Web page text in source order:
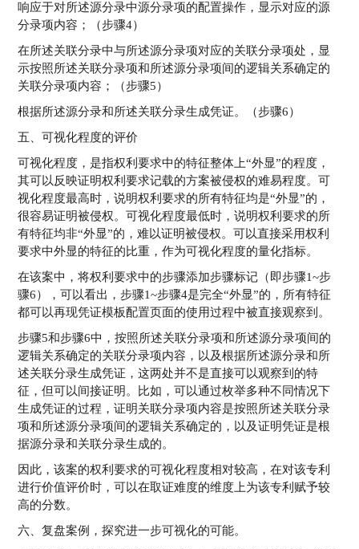
响应于对所述源分录中源分录项的配置操作，显示对应的源
分录项内容；（步骤4）
在所述关联分录中与所述源分录项对应的关联分录项处，显
示按照所述关联分录项和所述源分录项间的逻辑关系确定的
关联分录项内容；（步骤5）
根据所述源分录和所述关联分录生成凭证。（步骤6）
五、可视化程度的评价
可视化程度，是指权利要求中的特征整体上“外显”的程度，
其可以反映证明权利要求记载的方案被侵权的难易程度。可
视化程度最高时，说明权利要求的所有特征均是“外显”的，
很容易证明被侵权。可视化程度最低时，说明权利要求的所
有特征均非“外显”的，难以证明被侵权。可以直接采用权利
要求中外显的特征的比重，作为可视化程度的量化指标。
在该案中，将权利要求中的步骤添加步骤标记（即步骤1~步
骤6），可以看出，步骤1~步骤4是完全“外显”的，所有特征
都可以再现凭证模板配置页面的使用过程中被直接观察到。
步骤5和步骤6中，按照所述关联分录项和所述源分录项间的
逻辑关系确定的关联分录项内容，以及根据所述源分录和所
述关联分录生成凭证，这两处并不是直接可以观察到的特
征，但可以间接证明。比如，可以通过枚举多种不同情况下
生成凭证的过程，证明关联分录项内容是按照所述关联分录
项和所述源分录项间的逻辑关系确定的，以及证明凭证是根
据源分录和关联分录生成的。
因此，该案的权利要求的可视化程度相对较高，在对该专利
进行价值评价时，可以在取证难度的维度上为该专利赋予较
高的分数。
六、复盘案例，探究进一步可视化的可能。